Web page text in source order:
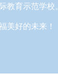
教育示范学校。
美好的未来！